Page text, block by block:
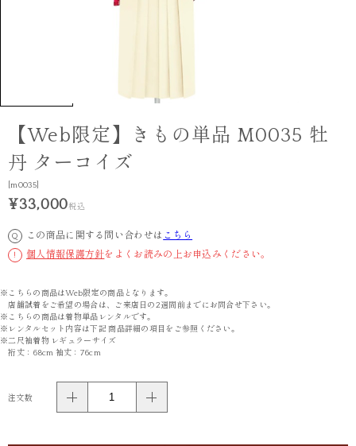
【Web限定】きもの単品 M0035 牡
丹 ターコイズ
[m0035]
¥33,000税込
Q この商品に関する問い合わせは こちら
! 個人情報保護方針をよくお読みの上お申込みください。
※こちらの商品はWeb限定の商品となります。
店舗試着をご希望の場合は、ご来店日の2週間前までにお問合せ下さい。
※こちらの商品は着物単品レンタルです。
※レンタルセット内容は下記 商品詳細の項目をご参照ください。
※二尺袖着物 レギュラーサイズ
裄丈：68cm 袖丈：76cm
注文数